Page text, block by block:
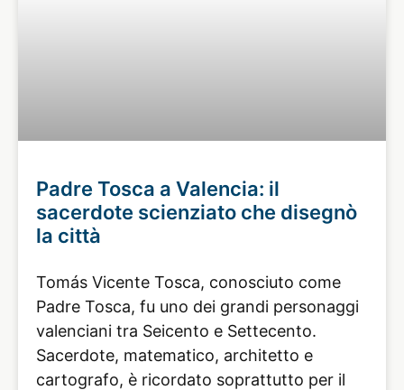
Padre Tosca a Valencia: il
sacerdote scienziato che disegnò
la città
Tomás Vicente Tosca, conosciuto come
Padre Tosca, fu uno dei grandi personaggi
valenciani tra Seicento e Settecento.
Sacerdote, matematico, architetto e
cartografo, è ricordato soprattutto per il